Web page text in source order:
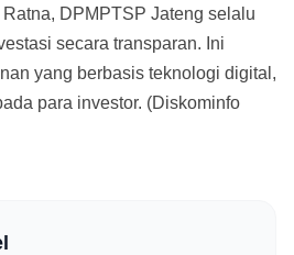
DPMPTSP Jateng selalu
secara transparan. Ini
yang berbasis teknologi digital,
para investor. (Diskominfo